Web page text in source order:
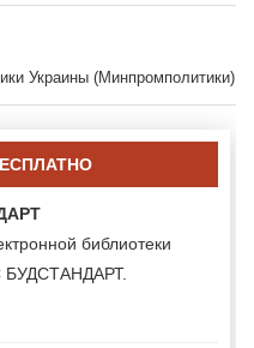
Украины (Минпромполитики)
библиотеки
БУДСТАНДАРТ.